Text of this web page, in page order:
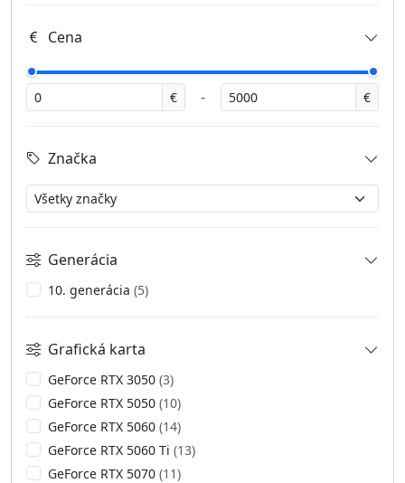
Cena
€ - €
Značka
Generácia
10. generácia (5)
Grafická karta
GeForce RTX 3050 (3)
GeForce RTX 5050 (10)
GeForce RTX 5060 (14)
GeForce RTX 5060 Ti (13)
GeForce RTX 5070 (11)